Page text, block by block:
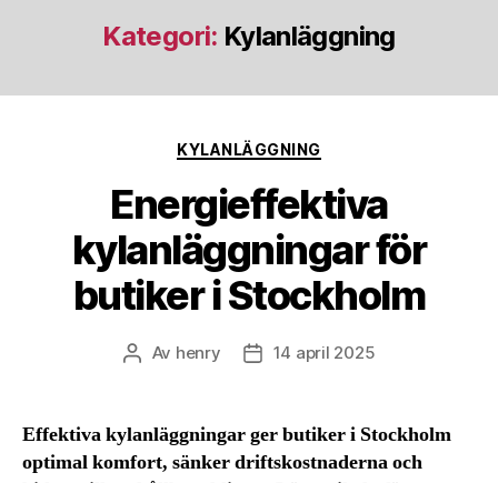
Kategori: Kylanläggning
Kategorier
KYLANLÄGGNING
Energieffektiva
kylanläggningar för
butiker i Stockholm
Inläggsförfattare
Av henry Inläggsdatum
14 april 2025
Effektiva kylanläggningar ger butiker i Stockholm
optimal komfort, sänker driftskostnaderna och